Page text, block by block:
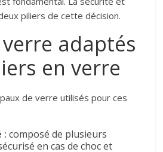
piliers de cette décision.
adaptés
en verre
de verre utilisés pour ces
: composé de plusieurs
en cas de choc et